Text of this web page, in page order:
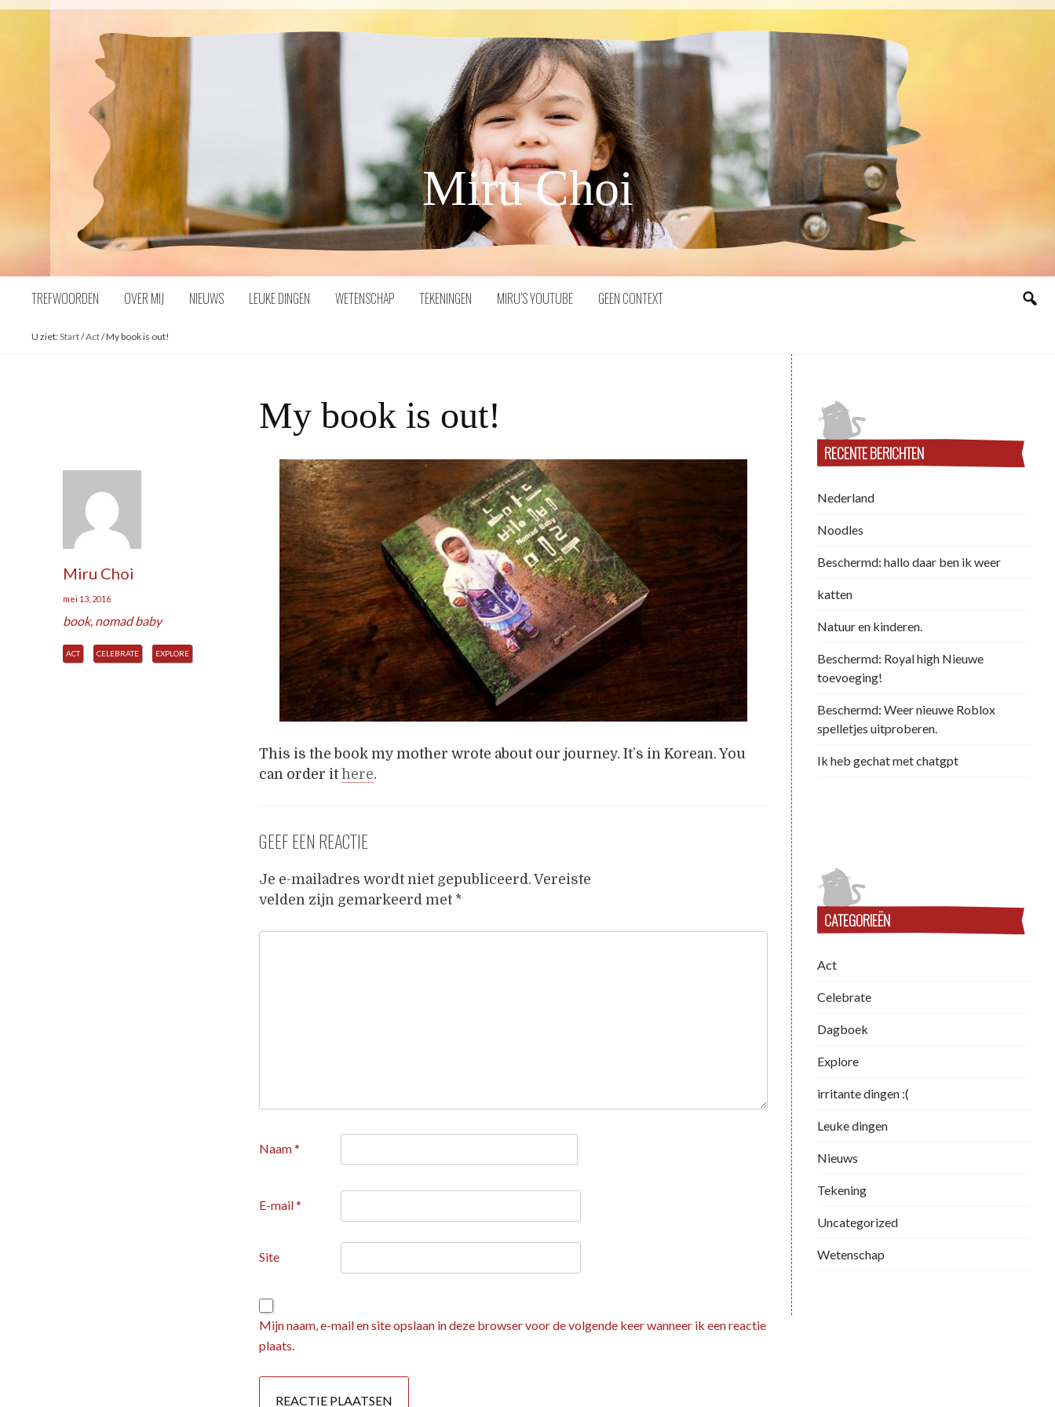
Naar
Miru Choi
TREFWOORDEN OVER MIJ NIEUWS LEUKE DINGEN WETENSCHAP TEKENINGEN MIRU’S YOUTUBE GEEN CONTEXT
U ziet:Start/Act/My book is out!
My book is out!
Miru Choi
mei 13, 2016
book, nomad baby
ACT CELEBRATE EXPLORE
This is the book my mother wrote about our journey. It’s in Korean. You
can order ithere.
GEEF EEN REACTIE
Je e-mailadres wordt niet gepubliceerd. Vereiste
velden zijn gemarkeerd met *
Naam*
E-mail*
Site
Mijn naam, e-mail en site opslaan in deze browser voor de volgende keer wanneer ik een reactie
plaats.
RECENTE BERICHTEN
Nederland
Noodles
Beschermd: hallo daar ben ik weer
katten
Natuur en kinderen.
Beschermd: Royal high Nieuwe
toevoeging!
Beschermd: Weer nieuwe Roblox
spelletjes uitproberen.
Ik heb gechat met chatgpt
CATEGORIEËN
Act
Celebrate
Dagboek
Explore
irritante dingen :(
Leuke dingen
Nieuws
Tekening
Uncategorized
Wetenschap